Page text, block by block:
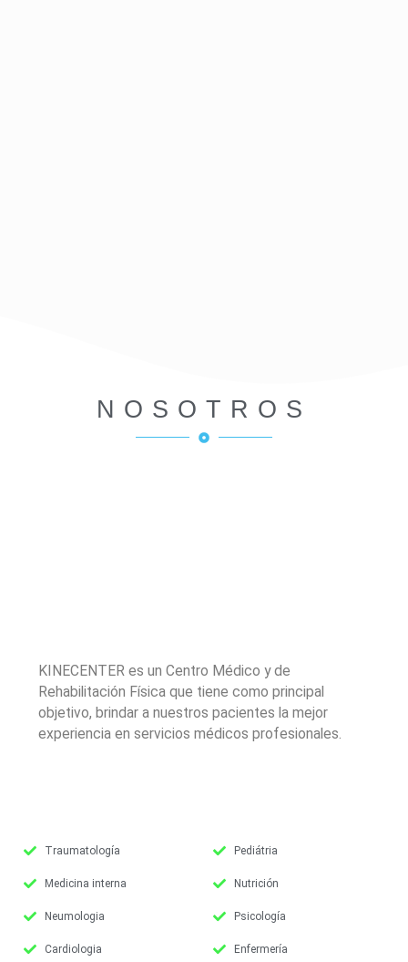
NOSOTROS
KINECENTER es un Centro Médico y de
Rehabilitación Física que tiene como principal
objetivo, brindar a nuestros pacientes la mejor
experiencia en servicios médicos profesionales.
Traumatología
Medicina interna
Neumologia
Cardiologia
Pediátria
Nutrición
Psicología
Enfermería